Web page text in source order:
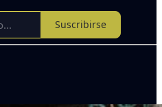
Suscribirse